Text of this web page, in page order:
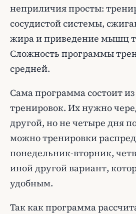
неприличия просты:
сосудистой системы,
жира и приведение мышц
Сложность программы
средней.
Сама программа состоит
тренировок. Их нужно
другой, но не четыре дня
можно тренировки
понедельник-вторник,
иной другой вариант,
удобным.
Так как программа